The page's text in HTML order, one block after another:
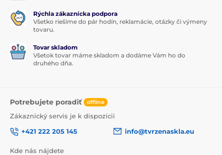
Rýchla zákaznícka podpora
Všetko riešime do pár hodín, reklamácie, otázky či výmeny
tovaru.
Tovar skladom
Všetok tovar máme skladom a dodáme Vám ho do
druhého dňa.
Potrebujete poradiť offline
Zákaznický servis je k dispozícii
+421 222 205 145
info@tvrzenaskla.eu
Kde nás nájdete